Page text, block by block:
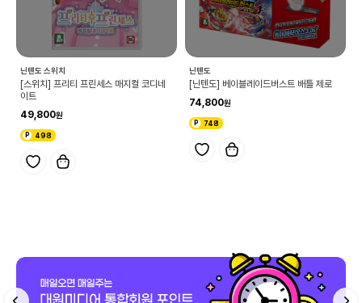
닌텐도 스위치
[스위치] 프리티 프린세스 매지컬 코디네
이트
49,800
498
닌텐도
[닌텐도] 베이블레이드버스트 배틀 제로
74,800
748